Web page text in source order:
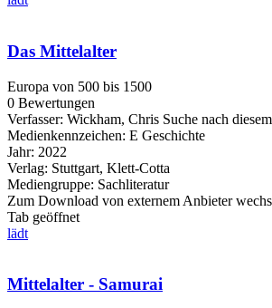
Das Mittelalter
Europa von 500 bis 1500
0 Bewertungen
Verfasser: Wickham, Chris Suche nach
Medienkennzeichen: E Geschichte
Jahr: 2022
Verlag: Stuttgart, Klett-Cotta
Mediengruppe: Sachliteratur
Zum Download von externem Anbieter
Tab geöffnet
lädt
Mittelalter - Samurai